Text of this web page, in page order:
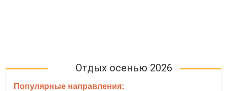
Отдых осенью 2026
Популярные направления: